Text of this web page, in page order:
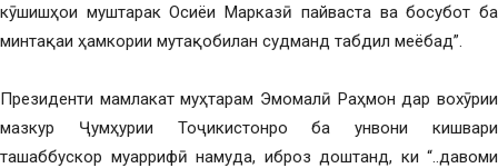
кӯшишҳои муштарак Осиёи Марказӣ пайваста ва босубот ба
минтақаи ҳамкории мутақобилан судманд табдил меёбад”.
Президенти мамлакат муҳтарам Эмомалӣ Раҳмон дар вохӯрии
мазкур Ҷумҳурии Тоҷикистонро ба унвони кишвари
ташаббускор муаррифӣ намуда, иброз доштанд, ки “..давоми